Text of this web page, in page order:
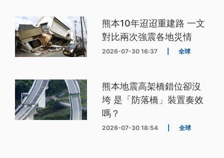
熊本10年迢迢重建路 一文
對比兩次強震各地災情
2026-07-30 16:37 全球
熊本地震高架橋錯位卻沒
垮 是「防落橋」裝置奏效
嗎？
2026-07-30 18:54 全球